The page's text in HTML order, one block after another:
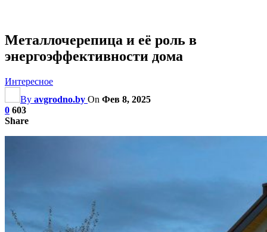
Металлочерепица и её роль в
энергоэффективности дома
Интересное
By avgrodno.by On Фев 8, 2025
0 603
Share